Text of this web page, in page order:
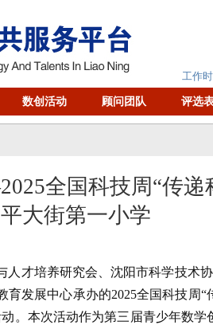
工作
数创活动 顾问团队 评选
全国科技周“传递
大街第一小学
才培养研究会、沈阳市科学技术
育发展中心承办的2025全国科技周
。本次活动作为第三届青少年数